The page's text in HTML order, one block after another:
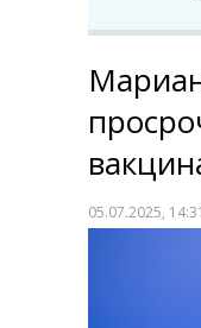
05.07.2025, 14:31